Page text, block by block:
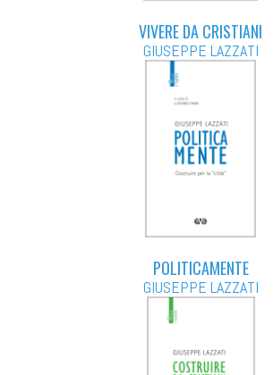
VIVERE DA CRISTIANI
GIUSEPPE LAZZATI
POLITICAMENTE
GIUSEPPE LAZZATI